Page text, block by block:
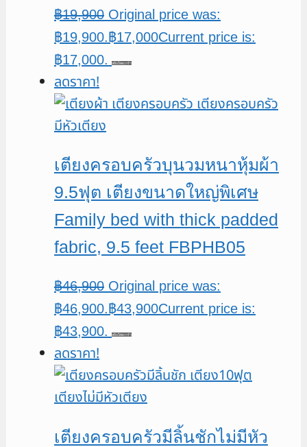
฿19,900 Original price was:
฿19,900.฿17,000Current price is:
฿17,000.
หยิบใส่ตะกร้า
ลดราคา!
เตียงครอบครัวบุนวมหนาหุ้มผ้า
9.5ฟุต เตียงขนาดใหญ่พิเศษ
Family bed with thick padded
fabric, 9.5 feet FBPHB05
฿46,900 Original price was:
฿46,900.฿43,900Current price is:
฿43,900.
หยิบใส่ตะกร้า
ลดราคา!
เตียงครอบครัวมีลิ้นชักไม่มีหัว